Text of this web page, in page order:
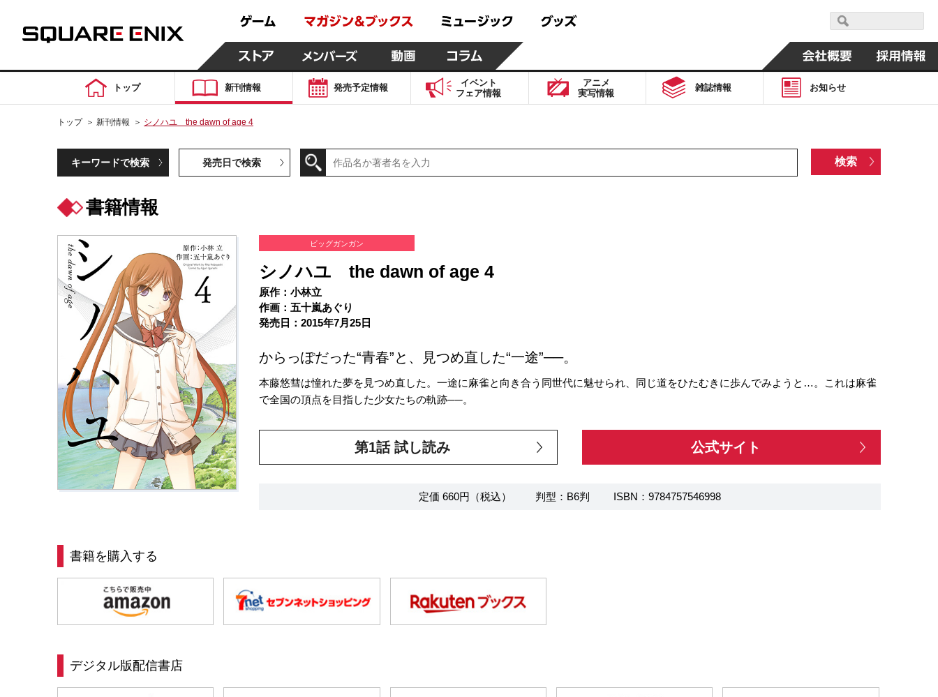
トップ 新刊情報 発売予定情報
イベント
フェア情報
アニメ
実写情報
雑誌情報 お知らせ
トップ ＞ 新刊情報 ＞ シノハユ the dawn of age 4
キーワードで検索 発売日で検索
書籍情報
ビッグガンガン
シノハユ the dawn of age 4
原作：小林立
作画：五十嵐あぐり
発売日：2015年7月25日
からっぽだった“青春”と、見つめ直した“一途”──。
本藤悠彗は憧れた夢を見つめ直した。一途に麻雀と向き合う同世代に魅せられ、同じ道をひたむきに歩んでみようと…。これは麻雀
で全国の頂点を目指した少女たちの軌跡──。
第1話 試し読み 公式サイト
定価 660円（税込） 判型：B6判 ISBN：9784757546998
書籍を購入する
デジタル版配信書店